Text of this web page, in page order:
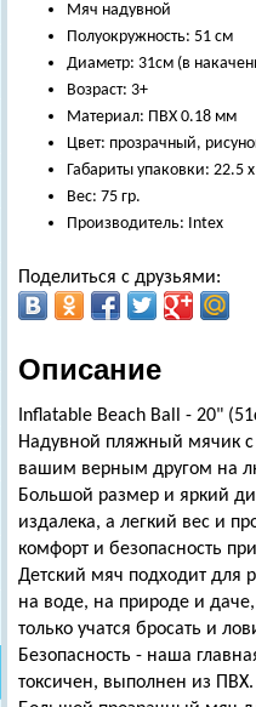
Мяч надувной
Полуокружность: 51 см
Диаметр: 31см (в
Возраст: 3+
Материал: ПВХ 0.18 мм
Цвет: прозрачный,
Габариты упаковки: 22.5
Вес: 75 гр.
Производитель: Intex
Поделиться с друзьями:
Описание
Inflatable Beach Ball - 20"
Надувной пляжный мячик с
вашим верным другом на
Большой размер и яркий
издалека, а легкий вес и
комфорт и безопасность
Детский мяч подходит для
на воде, на природе и
только учатся бросать и
Безопасность - наша
токсичен, выполнен из ПВХ.